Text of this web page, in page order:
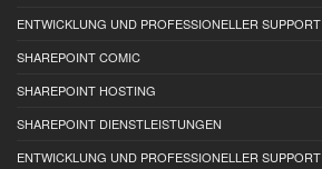
ENTWICKLUNG UND PROFESSIONELLER SUPPORT
SHAREPOINT COMIC
SHAREPOINT HOSTING
SHAREPOINT DIENSTLEISTUNGEN
ENTWICKLUNG UND PROFESSIONELLER SUPPORT